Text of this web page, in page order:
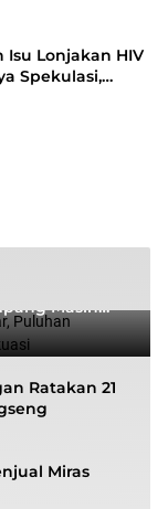
Isu Lonjakan HIV
Spekulasi,
Terus
2
Masih
Ratakan 21
Miras